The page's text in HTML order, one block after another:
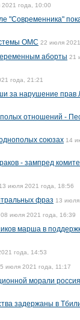
года, 10:00
"Современника"
ОМС 22 июля
аборты 21
года, 21:21
за нарушение прав
отношений -
союзах 14
- зампред
13 июля 2021 года, 18:56
фраз 13
08 июля 2021 года, 16:39
марша в
года, 14:53
июля 2021 года, 11:17
морали
задержаны в